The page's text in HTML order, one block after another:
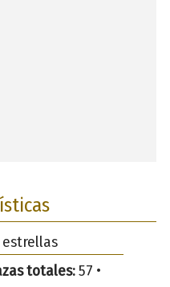
estrellas
totales:57 •